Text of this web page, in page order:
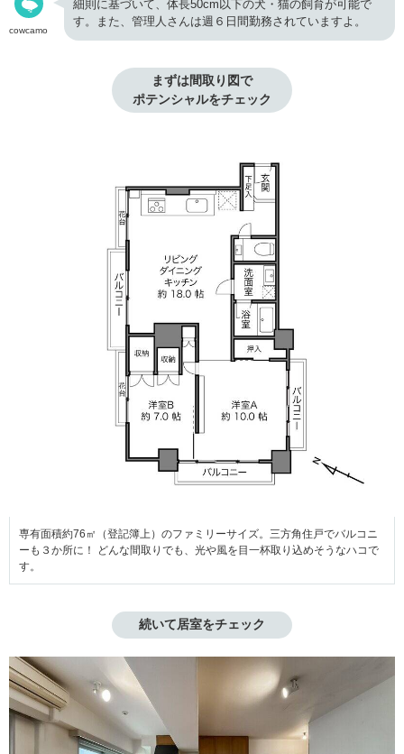
cowcamo
細則に基づいて、体長50cm以下の犬・猫の飼育が可能で
す。また、管理人さんは週６日間勤務されていますよ。
まずは間取り図で
ポテンシャルをチェック
専有面積約76㎡（登記簿上）のファミリーサイズ。三方角住戸でバルコニ
ーも３か所に！ どんな間取りでも、光や風を目一杯取り込めそうなハコで
す。
続いて居室をチェック